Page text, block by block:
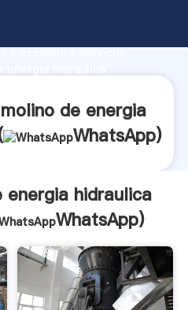
y excelente servicio,
de energia
WhatsApp)
hidraulica
WhatsApp)